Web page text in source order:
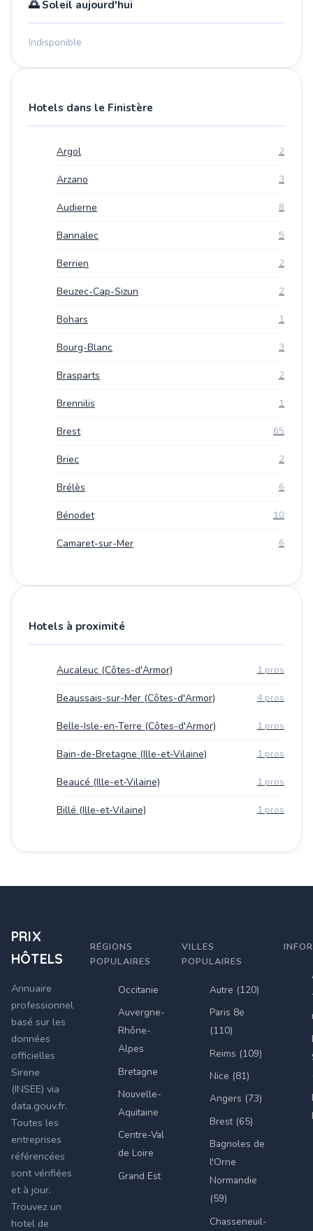
🌅 Soleil aujourd'hui
Indisponible
Hotels dans le Finistère
Argol 2
Arzano 3
Audierne 8
Bannalec 5
Berrien 2
Beuzec-Cap-Sizun 2
Bohars 1
Bourg-Blanc 3
Brasparts 2
Brennilis 1
Brest 65
Briec 2
Brélès 6
Bénodet 10
Camaret-sur-Mer 6
Hotels à proximité
Aucaleuc (Côtes-d'Armor) 1 pros
Beaussais-sur-Mer (Côtes-d'Armor) 4 pros
Belle-Isle-en-Terre (Côtes-d'Armor) 1 pros
Bain-de-Bretagne (Ille-et-Vilaine) 1 pros
Beaucé (Ille-et-Vilaine) 1 pros
Billé (Ille-et-Vilaine) 1 pros
PRIX
HÔTELS
Annuaire
professionnel
basé sur les
données
officielles
Sirene
(INSEE) via
data.gouv.fr.
Toutes les
entreprises
référencées
sont vérifiées
et à jour.
Trouvez un
hotel de
RÉGIONS
POPULAIRES
Occitanie
Auvergne-
Rhône-
Alpes
Bretagne
Nouvelle-
Aquitaine
Centre-Val
de Loire
Grand Est
VILLES
POPULAIRES
Autre (120)
Paris 8e
(110)
Reims (109)
Nice (81)
Angers (73)
Brest (65)
Bagnoles de
l'Orne
Normandie
(59)
Chasseneuil-